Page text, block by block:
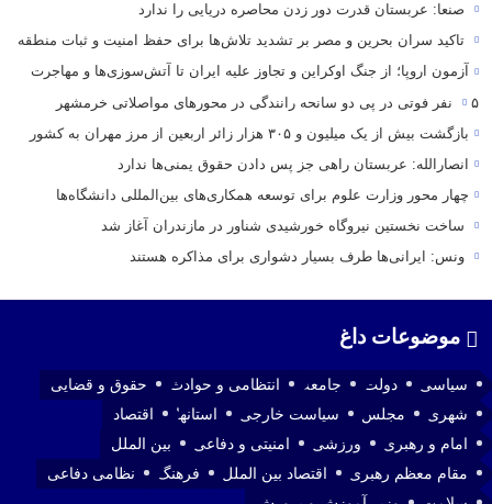
صنعا: عربستان قدرت دور زدن محاصره دریایی را ندارد
تاکید سران بحرین و مصر بر تشدید تلاش‌ها برای حفظ امنیت و ثبات منطقه
آزمون اروپا؛ از جنگ اوکراین و تجاوز علیه ایران تا آتش‌سوزی‌ها و مهاجرت
۵ نفر فوتی در پی دو سانحه رانندگی در محور‌های مواصلاتی خرمشهر
بازگشت بیش از یک میلیون و ۳۰۵ هزار زائر اربعین از مرز مهران به کشور
انصارالله: عربستان راهی جز پس دادن حقوق یمنی‌ها ندارد
چهار محور وزارت علوم برای توسعه همکاری‌های بین‌المللی دانشگاه‌ها
ساخت نخستین نیروگاه خورشیدی شناور در مازندران آغاز شد
ونس: ایرانی‌ها طرف بسیار دشواری برای مذاکره هستند
موضوعات داغ
سیاسی دولت جامعه انتظامی و حوادث
حقوق و قضایی
شهری
مجلس سیاست خارجی استانها
اقتصاد
امام و رهبری
ورزشی امنیتی و دفاعی
بین الملل
مقام معظم رهبری
اقتصاد بین الملل فرهنگ
نظامی دفاعی